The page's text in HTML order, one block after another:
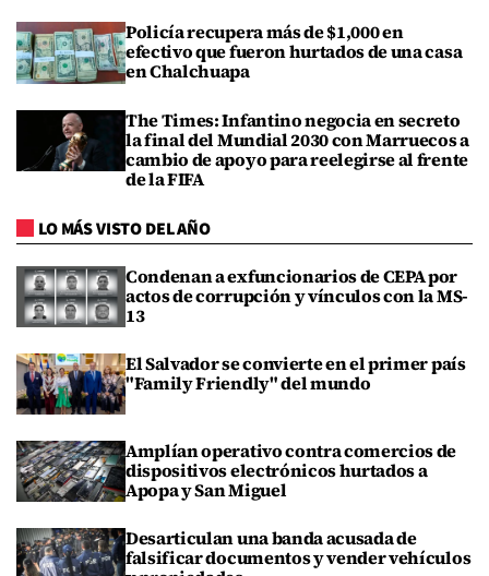
Policía recupera más de $1,000 en
efectivo que fueron hurtados de una casa
en Chalchuapa
The Times: Infantino negocia en secreto
la final del Mundial 2030 con Marruecos a
cambio de apoyo para reelegirse al frente
de la FIFA
LO MÁS VISTO DEL AÑO
Condenan a exfuncionarios de CEPA por
actos de corrupción y vínculos con la MS-
13
El Salvador se convierte en el primer país
"Family Friendly" del mundo
Amplían operativo contra comercios de
dispositivos electrónicos hurtados a
Apopa y San Miguel
Desarticulan una banda acusada de
falsificar documentos y vender vehículos